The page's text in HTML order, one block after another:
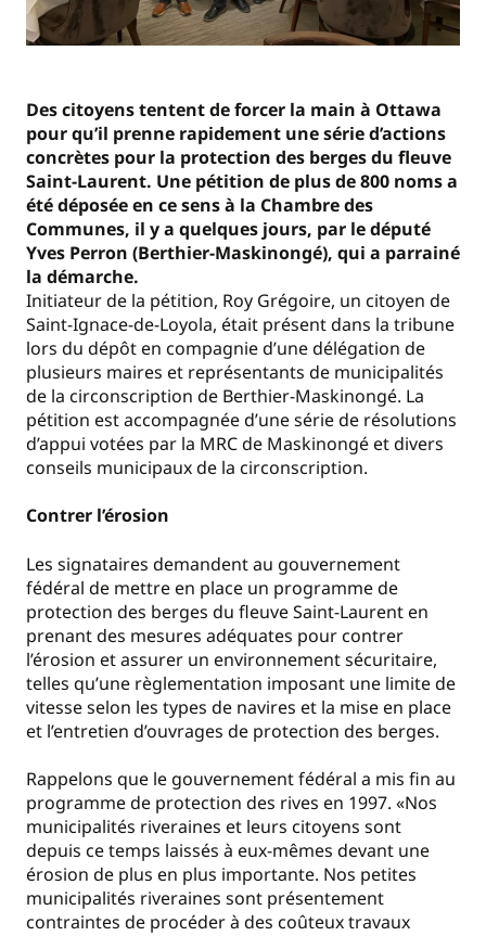
Des citoyens tentent de forcer la main à Ottawa
pour qu’il prenne rapidement une série d’actions
concrètes pour la protection des berges du fleuve
Saint-Laurent. Une pétition de plus de 800 noms a
été déposée en ce sens à la Chambre des
Communes, il y a quelques jours, par le député
Yves Perron (Berthier-Maskinongé), qui a parrainé
la démarche.
Initiateur de la pétition, Roy Grégoire, un citoyen de
Saint-Ignace-de-Loyola, était présent dans la tribune
lors du dépôt en compagnie d’une délégation de
plusieurs maires et représentants de municipalités
de la circonscription de Berthier-Maskinongé. La
pétition est accompagnée d’une série de résolutions
d’appui votées par la MRC de Maskinongé et divers
conseils municipaux de la circonscription.
Contrer l’érosion
Les signataires demandent au gouvernement
fédéral de mettre en place un programme de
protection des berges du fleuve Saint-Laurent en
prenant des mesures adéquates pour contrer
l’érosion et assurer un environnement sécuritaire,
telles qu’une règlementation imposant une limite de
vitesse selon les types de navires et la mise en place
et l’entretien d’ouvrages de protection des berges.
Rappelons que le gouvernement fédéral a mis fin au
programme de protection des rives en 1997. «Nos
municipalités riveraines et leurs citoyens sont
depuis ce temps laissés à eux-mêmes devant une
érosion de plus en plus importante. Nos petites
municipalités riveraines sont présentement
contraintes de procéder à des coûteux travaux